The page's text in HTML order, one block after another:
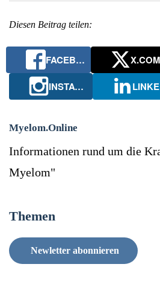
Diesen Beitrag teilen:
FACEBOOK X.COM
INSTAGRAM
Myelom.Online
Informationen rund um die
Myelom"
Themen
Newletter abonnieren